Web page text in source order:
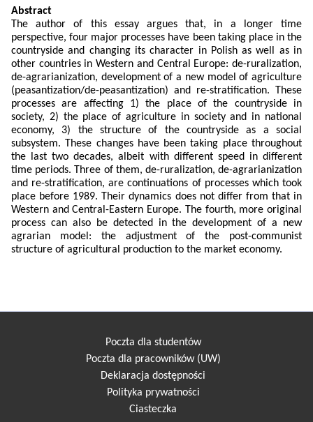
Abstract
The author of this essay argues that, in a longer time
perspective, four major processes have been taking place in the
countryside and changing its character in Polish as well as in
other countries in Western and Central Europe: de-ruralization,
de-agrarianization, development of a new model of agriculture
(peasantization/de-peasantization) and re-stratification. These
processes are affecting 1) the place of the countryside in
society, 2) the place of agriculture in society and in national
economy, 3) the structure of the countryside as a social
subsystem. These changes have been taking place throughout
the last two decades, albeit with different speed in different
time periods. Three of them, de-ruralization, de-agrarianization
and re-stratification, are continuations of processes which took
place before 1989. Their dynamics does not differ from that in
Western and Central-Eastern Europe. The fourth, more original
process can also be detected in the development of a new
agrarian model: the adjustment of the post-communist
structure of agricultural production to the market economy.
Poczta dla studentów
Poczta dla pracowników (UW)
Deklaracja dostępności
Polityka prywatności
Ciasteczka